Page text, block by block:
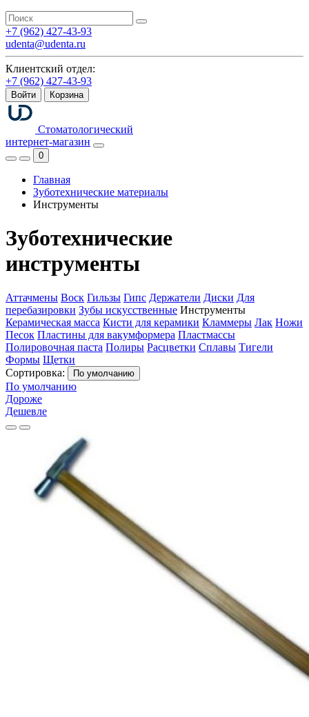
+7 (962) 427-43-93
udenta@udenta.ru
Клиентский отдел:
+7 (962) 427-43-93
Войти Корзина
Стоматологический
интернет-магазин
0
Главная
Зуботехнические материалы
Инструменты
Зуботехнические
инструменты
Аттачмены Воск Гильзы Гипс Держатели Диски Для
перебазировки Зубы искусственные Инструменты
Керамическая масса Кисти для керамики Кламмеры Лак Ножи
Песок Пластины для вакумформера Пластмассы
Полировочная паста Полиры Расцветки Сплавы Тигели
Формы Щетки
Сортировка:
По умолчанию
По умолчанию
Дороже
Дешевле